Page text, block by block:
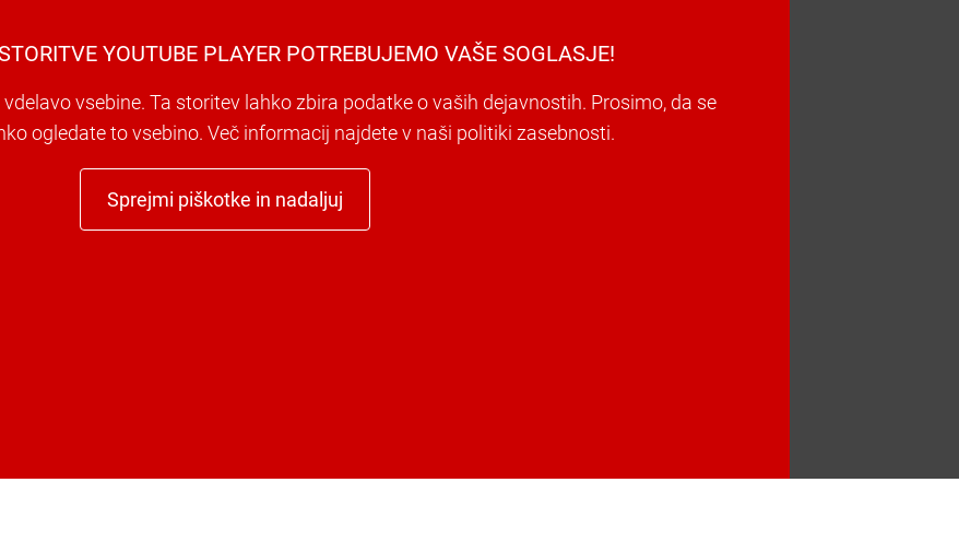
YOUTUBE PLAYER POTREBUJEMO VAŠE SOGLASJE!
vsebine. Ta storitev lahko zbira podatke o vaših dejavnostih. Prosimo, da se
ogledate to vsebino. Več informacij najdete v naši politiki zasebnosti.
Sprejmi piškotke in nadaljuj